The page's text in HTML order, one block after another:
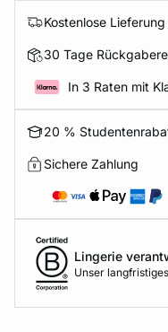
Kostenlose
30 Tage
In 3 Raten mit
20 %
Sichere Zahlung
Lingerie
Unser